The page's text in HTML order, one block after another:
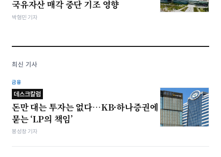
국유자산 매각 중단 기조 영향
박형민 기자
최신 기사
금융
데스크칼럼
돈만 대는 투자는 없다…KB·하나증권에
묻는 ‘LP의 책임’
봉성창 기자